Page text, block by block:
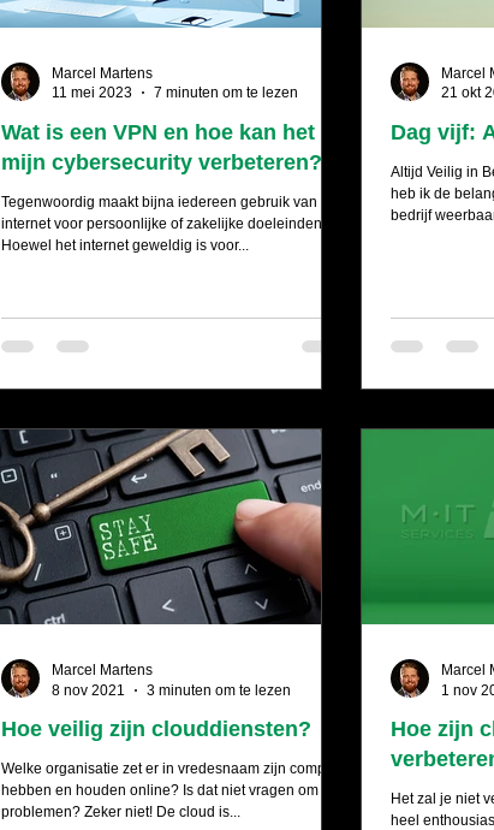
Wat is een VPN en hoe kan het
mijn cybersecurity verbeteren?
Tegenwoordig maakt bijna iedereen gebruik van
internet voor persoonlijke of zakelijke doeleinden.
Hoewel het internet geweldig is voor...
Marcel Martens
11 mei 2023
7 minuten om te lezen
Dag vijf:
Altijd Veilig in
heb ik de
bedrijf
Marcel
21 okt
Hoe veilig zijn clouddiensten?
Welke organisatie zet er in vredesnaam zijn complete
hebben en houden online? Is dat niet vragen om
problemen? Zeker niet! De cloud is...
Marcel Martens
8 nov 2021
3 minuten om te lezen
Hoe zijn
Het zal je niet
heel
Marcel
1 nov